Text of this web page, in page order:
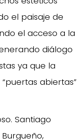
el paisaje de
el acceso a la
diálogo
ya que la
abiertas”
Santiago